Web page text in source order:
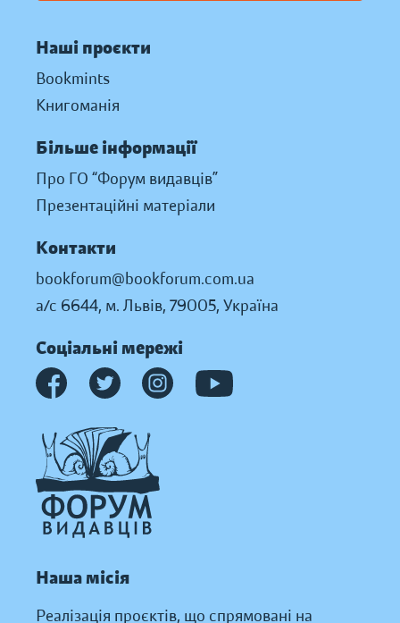
Наші проєкти
Bookmints
Книгоманія
Більше інформації
Про ГО “Форум видавців”
Презентаційні матеріали
Контакти
bookforum@bookforum.com.ua
а/с 6644, м. Львів, 79005, Україна
Соціальні мережі
Наша місія
Реалізація проєктів, що спрямовані на